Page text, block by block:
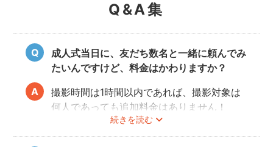
Q&A集
成人式当日に、友だち数名と一緒に頼んでみ
たいんですけど、料金はかわりますか？
続きを読む
撮影時間は1時間以内であれば、撮影対象は
何人であっても追加料金はありません！
ぜひお友だち同士で素敵な思い出を残してく
ださい。